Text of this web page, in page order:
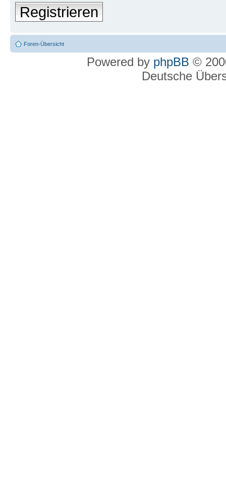
Registrieren
Foren-Übersicht
Powered by phpBB ©
Deutsche